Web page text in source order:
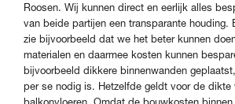
Roosen. Wij kunnen direct en eerlijk alles
van beide partijen een transparante houding.
zie bijvoorbeeld dat we het beter kunnen
materialen en daarmee kosten kunnen
bijvoorbeeld dikkere binnenwanden
per se nodig is. Hetzelfde geldt voor de dikte